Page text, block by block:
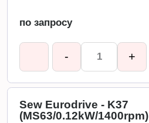
по запросу
- +
Sew Eurodrive - K37
(MS63/0.12kW/1400rpm)